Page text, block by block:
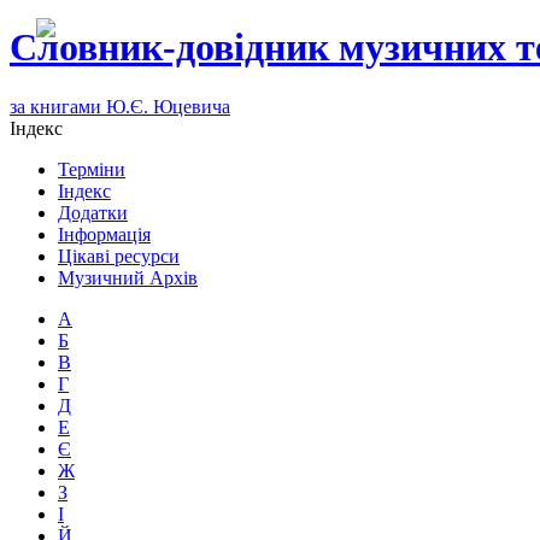
Словник-довідник музичних
за книгами Ю.Є. Юцевича
Індекс
Терміни
Індекс
Додатки
Інформація
Цікаві ресурси
Музичний Архів
А
Б
В
Г
Д
Е
Є
Ж
З
І
Й